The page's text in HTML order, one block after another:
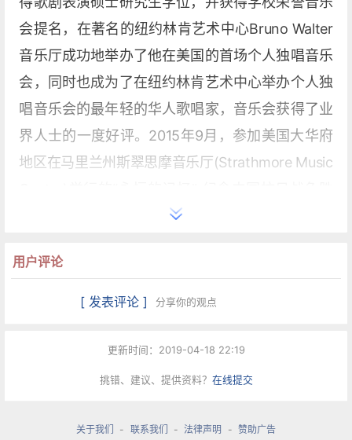
会提名，在著名的纽约林肯艺术中心Bruno Walter
音乐厅成功地举办了他在美国的首场个人独唱音乐
会，同时也成为了在纽约林肯艺术中心举办个人独
唱音乐会的最年轻的华人歌唱家，音乐会获得了业
界人士的一度好评。2015年9月，参加美国大华府
地区在马里兰州斯翠思摩音乐厅(Strathmore Music
利70周年大型音乐会，独唱《黄河颂》。2017年9
办个人音乐会，并用中文、英文、意大利语、德
语、法语五种语言演唱30多首歌曲。他本科曾就读
都会歌唱家傅海静的悉心指导，在校学习期间是美
声专业连续四年的年级第一保持者，校奖学金获得
力 的青年歌剧演员”。
用户评论
[ 发表评论 ] 分享你的观点
更新时间：2019-04-18 22:19
挑错、建议、提供资料？ 在线提交
关于我们 - 联系我们 - 法律声明 - 赞助广告